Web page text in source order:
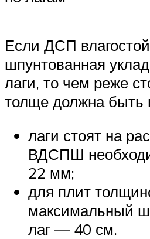
Если ДСП
шпунтованная
лаги, то чем реже
толще должна быть
лаги стоят на
ВДСПШ
22 мм;
для плит
максимальный
лаг — 40 см.